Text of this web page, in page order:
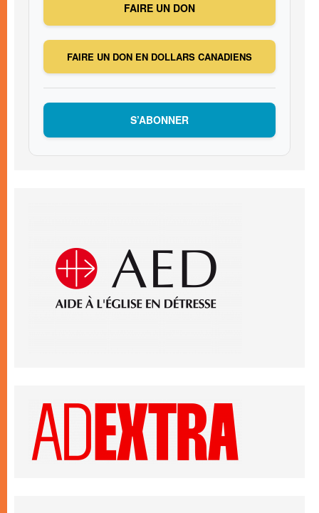
FAIRE UN DON
FAIRE UN DON EN DOLLARS CANADIENS
S’ABONNER